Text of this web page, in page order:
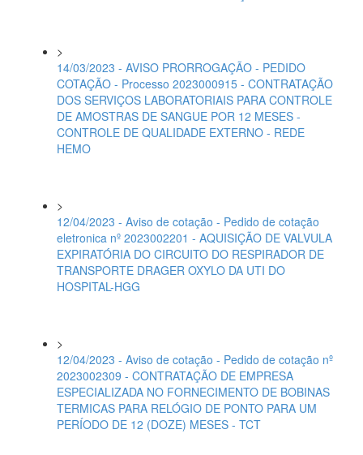
>
14/03/2023 - AVISO PRORROGAÇÃO - PEDIDO
COTAÇÃO - Processo 2023000915 - CONTRATAÇÃO
DOS SERVIÇOS LABORATORIAIS PARA CONTROLE
DE AMOSTRAS DE SANGUE POR 12 MESES -
CONTROLE DE QUALIDADE EXTERNO - REDE
HEMO
>
12/04/2023 - Aviso de cotação - Pedido de cotação
eletronica nº 2023002201 - AQUISIÇÃO DE VALVULA
EXPIRATÓRIA DO CIRCUITO DO RESPIRADOR DE
TRANSPORTE DRAGER OXYLO DA UTI DO
HOSPITAL-HGG
>
12/04/2023 - Aviso de cotação - Pedido de cotação nº
2023002309 - CONTRATAÇÃO DE EMPRESA
ESPECIALIZADA NO FORNECIMENTO DE BOBINAS
TERMICAS PARA RELÓGIO DE PONTO PARA UM
PERÍODO DE 12 (DOZE) MESES - TCT